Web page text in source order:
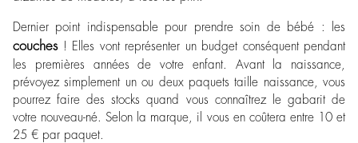
Dernier point indispensable pour prendre soin de bébé : les
couches! Elles vont représenter un budget conséquent pendant
les premières années de votre enfant. Avant la naissance,
prévoyez simplement un ou deux paquets taille naissance, vous
pourrez faire des stocks quand vous connaîtrez le gabarit de
votre nouveau-né. Selon la marque, il vous en coûtera entre 10 et
25 € par paquet.